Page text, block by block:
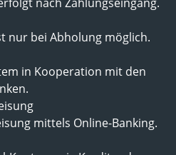
nur bei Abholung möglich.
in Kooperation mit den
mittels Online-Banking.